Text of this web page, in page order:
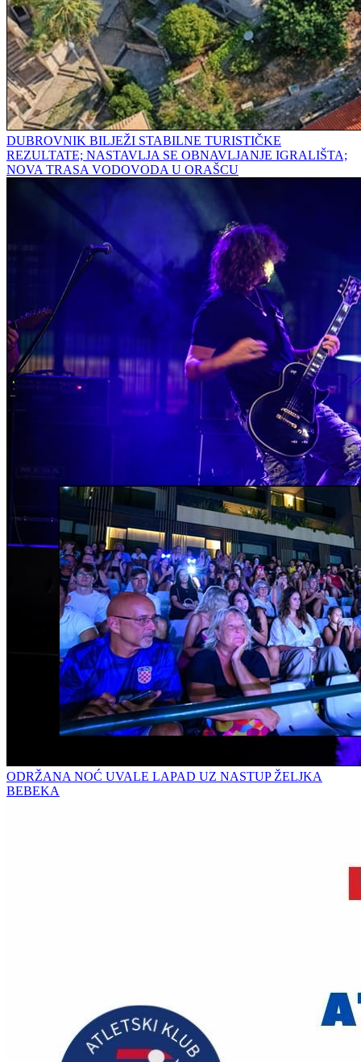
DUBROVNIK BILJEŽI STABILNE TURISTIČKE
REZULTATE; NASTAVLJA SE OBNAVLJANJE IGRALIŠTA;
NOVA TRASA VODOVODA U ORAŠCU
ODRŽANA NOĆ UVALE LAPAD UZ NASTUP ŽELJKA
BEBEKA